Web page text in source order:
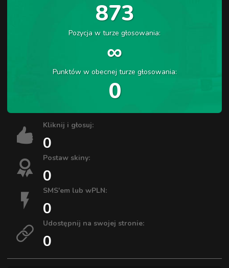
873
Pozycja w turze głosowania:
∞
Punktów w obecnej turze głosowania:
0
Kliknij i głosuj:
0
Postaw skiny:
0
SMS'em lub wPLN:
0
Udostępnij na swojej stronie:
0